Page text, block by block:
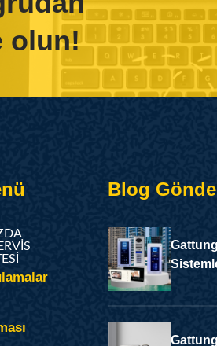
olun!
Blog